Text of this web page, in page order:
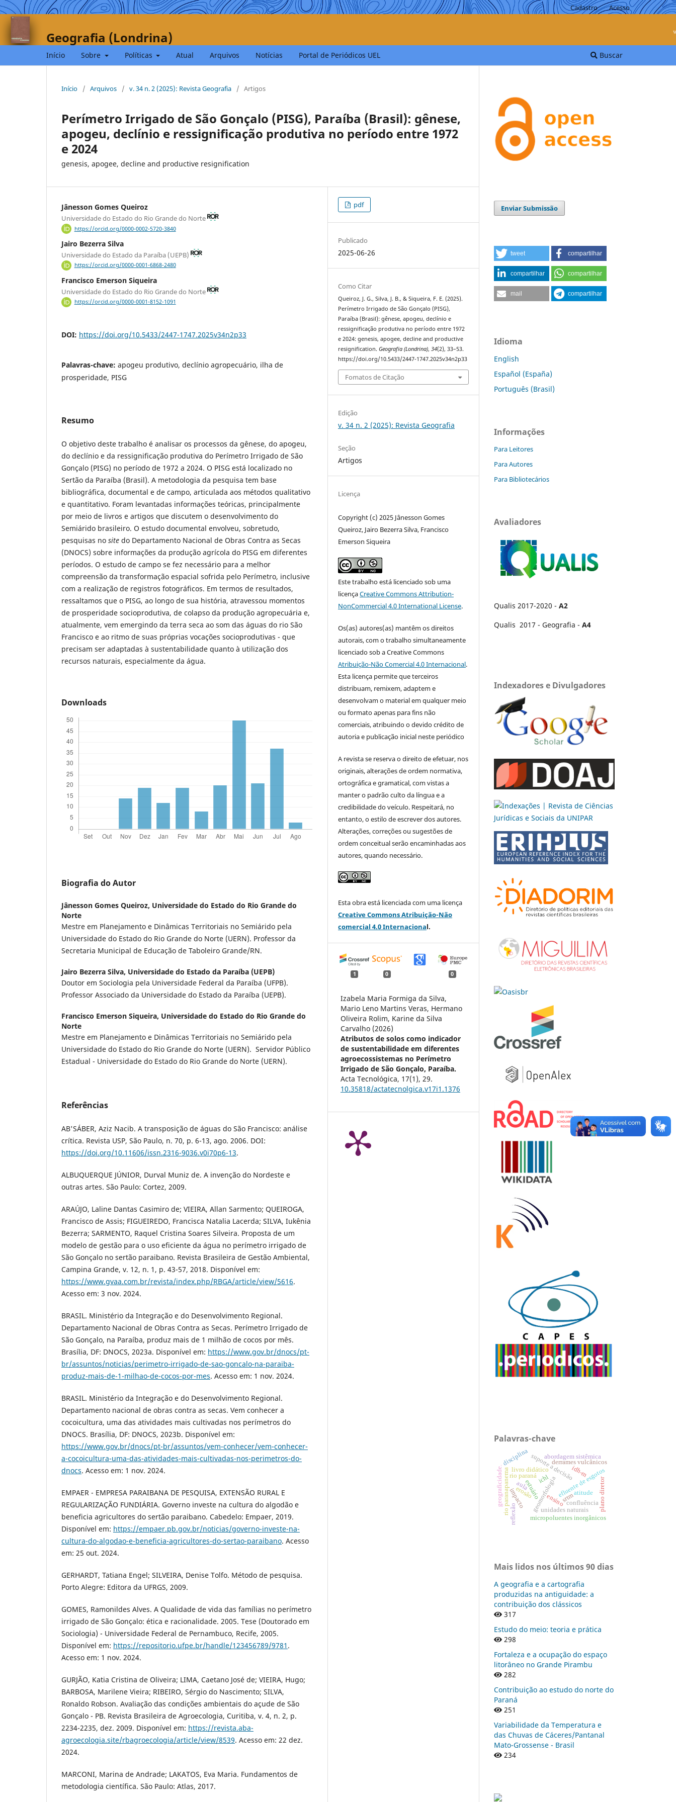
Geografia (Londrina)
Início Sobre Políticas Atual Arquivos Notícias Portal de Periódicos UEL Buscar
Cadastro Acesso
Início / Arquivos / v. 34 n. 2 (2025): Revista Geografia / Artigos
Perímetro Irrigado de São Gonçalo (PISG), Paraíba (Brasil): gênese,
apogeu, declínio e ressignificação produtiva no período entre 1972
e 2024
genesis, apogee, decline and productive resignification
Jânesson Gomes Queiroz
Universidade do Estado do Rio Grande do Norte
https://orcid.org/0000-0002-5720-3840
Jairo Bezerra Silva
Universidade do Estado da Paraíba (UEPB)
https://orcid.org/0000-0001-6868-2480
Francisco Emerson Siqueira
Universidade do Estado do Rio Grande do Norte
https://orcid.org/0000-0001-8152-1091
DOI: https://doi.org/10.5433/2447-1747.2025v34n2p33
Palavras-chave: apogeu produtivo, declínio agropecuário, ilha de
prosperidade, PISG
Resumo
O objetivo deste trabalho é analisar os processos da gênese, do apogeu,
do declínio e da ressignificação produtiva do Perímetro Irrigado de São
Gonçalo (PISG) no período de 1972 a 2024. O PISG está localizado no
Sertão da Paraíba (Brasil). A metodologia da pesquisa tem base
bibliográfica, documental e de campo, articulada aos métodos qualitativo
e quantitativo. Foram levantadas informações teóricas, principalmente
por meio de livros e artigos que discutem o desenvolvimento do
Semiárido brasileiro. O estudo documental envolveu, sobretudo,
pesquisas no site do Departamento Nacional de Obras Contra as Secas
(DNOCS) sobre informações da produção agrícola do PISG em diferentes
períodos. O estudo de campo se fez necessário para a melhor
compreensão da transformação espacial sofrida pelo Perímetro, inclusive
com a realização de registros fotográficos. Em termos de resultados,
ressaltamos que o PISG, ao longo de sua história, atravessou momentos
de prosperidade socioprodutiva, de colapso da produção agropecuária e,
atualmente, vem emergindo da terra seca ao som das águas do rio São
Francisco e ao ritmo de suas próprias vocações socioprodutivas - que
precisam ser adaptadas à sustentabilidade quanto à utilização dos
recursos naturais, especialmente da água.
Downloads
Biografia do Autor
Jânesson Gomes Queiroz, Universidade do Estado do Rio Grande do
Norte
Mestre em Planejamento e Dinâmicas Territoriais no Semiárido pela
Universidade do Estado do Rio Grande do Norte (UERN). Professor da
Secretaria Municipal de Educação de Taboleiro Grande/RN.
Jairo Bezerra Silva, Universidade do Estado da Paraíba (UEPB)
Doutor em Sociologia pela Universidade Federal da Paraíba (UFPB).
Professor Associado da Universidade do Estado da Paraíba (UEPB).
Francisco Emerson Siqueira, Universidade do Estado do Rio Grande do
Norte
Mestre em Planejamento e Dinâmicas Territoriais no Semiárido pela
Universidade do Estado do Rio Grande do Norte (UERN). Servidor Público
Estadual - Universidade do Estado do Rio Grande do Norte (UERN).
Referências
AB'SÁBER, Aziz Nacib. A transposição de águas do São Francisco: análise
crítica. Revista USP, São Paulo, n. 70, p. 6-13, ago. 2006. DOI:
https://doi.org/10.11606/issn.2316-9036.v0i70p6-13.
ALBUQUERQUE JÚNIOR, Durval Muniz de. A invenção do Nordeste e
outras artes. São Paulo: Cortez, 2009.
ARAÚJO, Laline Dantas Casimiro de; VIEIRA, Allan Sarmento; QUEIROGA,
Francisco de Assis; FIGUEIREDO, Francisca Natalia Lacerda; SILVA, Iukênia
Bezerra; SARMENTO, Raquel Cristina Soares Silveira. Proposta de um
modelo de gestão para o uso eficiente da água no perímetro irrigado de
São Gonçalo no sertão paraibano. Revista Brasileira de Gestão Ambiental,
Campina Grande, v. 12, n. 1, p. 43-57, 2018. Disponível em:
https://www.gvaa.com.br/revista/index.php/RBGA/article/view/5616.
Acesso em: 3 nov. 2024.
BRASIL. Ministério da Integração e do Desenvolvimento Regional.
Departamento Nacional de Obras Contra as Secas. Perímetro Irrigado de
São Gonçalo, na Paraíba, produz mais de 1 milhão de cocos por mês.
Brasília, DF: DNOCS, 2023a. Disponível em: https://www.gov.br/dnocs/pt-
br/assuntos/noticias/perimetro-irrigado-de-sao-goncalo-na-paraiba-
produz-mais-de-1-milhao-de-cocos-por-mes. Acesso em: 1 nov. 2024.
BRASIL. Ministério da Integração e do Desenvolvimento Regional.
Departamento nacional de obras contra as secas. Vem conhecer a
cocoicultura, uma das atividades mais cultivadas nos perímetros do
DNOCS. Brasília, DF: DNOCS, 2023b. Disponível em:
https://www.gov.br/dnocs/pt-br/assuntos/vem-conhecer/vem-conhecer-
a-cocoicultura-uma-das-atividades-mais-cultivadas-nos-perimetros-do-
dnocs. Acesso em: 1 nov. 2024.
EMPAER - EMPRESA PARAIBANA DE PESQUISA, EXTENSÃO RURAL E
REGULARIZAÇÃO FUNDIÁRIA. Governo investe na cultura do algodão e
beneficia agricultores do sertão paraibano. Cabedelo: Empaer, 2019.
Disponível em: https://empaer.pb.gov.br/noticias/governo-investe-na-
cultura-do-algodao-e-beneficia-agricultores-do-sertao-paraibano. Acesso
em: 25 out. 2024.
GERHARDT, Tatiana Engel; SILVEIRA, Denise Tolfo. Método de pesquisa.
Porto Alegre: Editora da UFRGS, 2009.
GOMES, Ramonildes Alves. A Qualidade de vida das famílias no perímetro
irrigado de São Gonçalo: ética e racionalidade. 2005. Tese (Doutorado em
Sociologia) - Universidade Federal de Pernambuco, Recife, 2005.
Disponível em: https://repositorio.ufpe.br/handle/123456789/9781 .
Acesso em: 1 nov. 2024.
GURJÃO, Katia Cristina de Oliveira; LIMA, Caetano José de; VIEIRA, Hugo;
BARBOSA, Marilene Vieira; RIBEIRO, Sérgio do Nascimento; SILVA,
Ronaldo Robson. Avaliação das condições ambientais do açude de São
Gonçalo - PB. Revista Brasileira de Agroecologia, Curitiba, v. 4, n. 2, p.
2234-2235, dez. 2009. Disponível em: https://revista.aba-
agroecologia.site/rbagroecologia/article/view/8539. Acesso em: 22 dez.
2024.
MARCONI, Marina de Andrade; LAKATOS, Eva Maria. Fundamentos de
metodologia científica. São Paulo: Atlas, 2017.
pdf
Publicado
2025-06-26
Como Citar
Queiroz, J. G., Silva, J. B., & Siqueira, F. E. (2025).
Perímetro Irrigado de São Gonçalo (PISG),
Paraíba (Brasil): gênese, apogeu, declínio e
ressignificação produtiva no período entre 1972
e 2024: genesis, apogee, decline and productive
resignification.Geografia (Londrina),34(2), 33–53.
https://doi.org/10.5433/2447-1747.2025v34n2p33
Fomatos de Citação
Edição
v. 34 n. 2 (2025): Revista Geografia
Seção
Artigos
Licença
Copyright (c) 2025 Jânesson Gomes
Queiroz, Jairo Bezerra Silva, Francisco
Emerson Siqueira
Este trabalho está licenciado sob uma
licençaCreative Commons Attribution-
NonCommercial 4.0 International License.
Os(as) autores(as) mantêm os direitos
autorais, com o trabalho simultaneamente
licenciado sob a Creative Commons
Atribuição-Não Comercial 4.0 Internacional.
Esta licença permite que terceiros
distribuam, remixem, adaptem e
desenvolvam o material em qualquer meio
ou formato apenas para fins não
comerciais, atribuindo o devido crédito de
autoria e publicação inicial neste periódico
A revista se reserva o direito de efetuar, nos
originais, alterações de ordem normativa,
ortográfica e gramatical, com vistas a
manter o padrão culto da língua e a
credibilidade do veículo. Respeitará, no
entanto, o estilo de escrever dos autores.
Alterações, correções ou sugestões de
ordem conceitual serão encaminhadas aos
autores, quando necessário.
Esta obra está licenciada com uma licença
Creative Commons Atribuição-Não
comercial 4.0 Internacional.
1 0 0
Izabela Maria Formiga da Silva,
Mario Leno Martins Veras, Hermano
Oliveira Rolim, Karine da Silva
Carvalho (2026)
Atributos de solos como indicador
de sustentabilidade em diferentes
agroecossistemas no Perímetro
Irrigado de São Gonçalo, Paraíba.
Acta Tecnológica, 17(1),29.
10.35818/actatecnolgica.v17i1.1376
Enviar Submissão
tweet compartilhar
compartilhar compartilhar
mail compartilhar
Idioma
English
Español (España)
Português (Brasil)
Informações
Para Leitores
Para Autores
Para Bibliotecários
Avaliadores
Qualis 2017-2020 - A2
Qualis 2017 - Geografia - A4
Indexadores e Divulgadores
Palavras-chave
geomorfologia
ensino
livro didático efluente de esgotos
estuário
micropoluentes inorgânicos
suporte a decisão
erosão srtm
unidades naturais
confluência
rio paraná
rio paranapanemaimpacto
derrames vulcânicos
abordagem sistêmica
plano diretor
disciplina
aula
reflexão
atitude
ichl
idh-m
geograficidade.
Mais lidos nos últimos 90 dias
A geografia e a cartografia
produzidas na antiguidade: a
contribuição dos clássicos
317
Estudo do meio: teoria e prática
298
Fortaleza e a ocupação do espaço
litorâneo no Grande Pirambu
282
Contribuição ao estudo do norte do
Paraná
251
Variabilidade da Temperatura e
das Chuvas de Cáceres/Pantanal
Mato-Grossense - Brasil
234